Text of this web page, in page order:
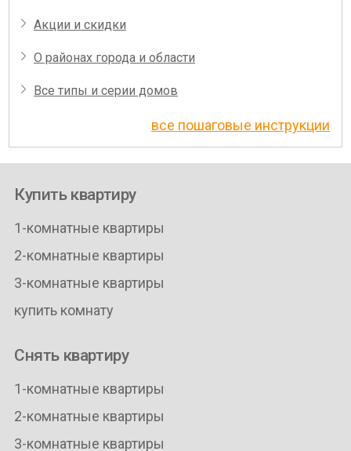
Акции и скидки
О районах города и области
Все типы и серии домов
все пошаговые инструкции
Купить квартиру
1-комнатные квартиры
2-комнатные квартиры
3-комнатные квартиры
купить комнату
Снять квартиру
1-комнатные квартиры
2-комнатные квартиры
3-комнатные квартиры